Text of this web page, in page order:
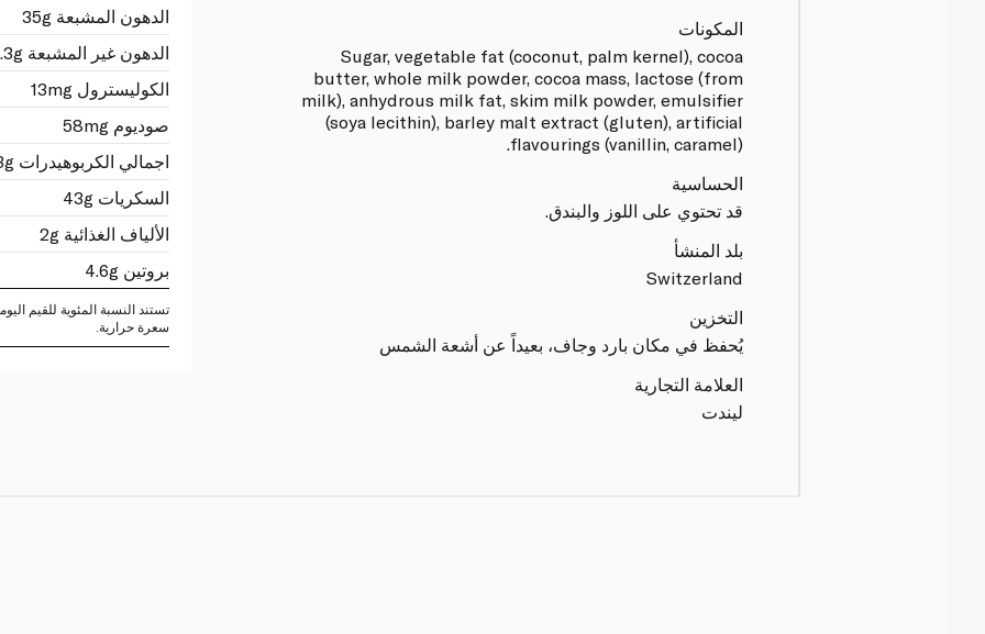
المكونات
Sugar, vegetable fat (coconut, palm kernel), cocoa
butter, whole milk powder, cocoa mass, lactose (from
milk), anhydrous milk fat, skim milk powder, emulsifier
(soya lecithin), barley malt extract (gluten), artificial
flavourings (vanillin, caramel).
الحساسية
قد تحتوي على اللوز والبندق.
بلد المنشأ
Switzerland
التخزين
يُحفظ في مكان بارد وجاف، بعيداً عن أشعة الشمس
العلامة التجارية
ليندت
الدهون المشبعة 35g
الدهون غير المشبعة 0.3g
الكوليسترول 13mg
صوديوم 58mg
اجمالي الكربوهيدرات 43g
السكريات 43g
الألياف الغذائية 2g
بروتين 4.6g
سعرة حرارية.